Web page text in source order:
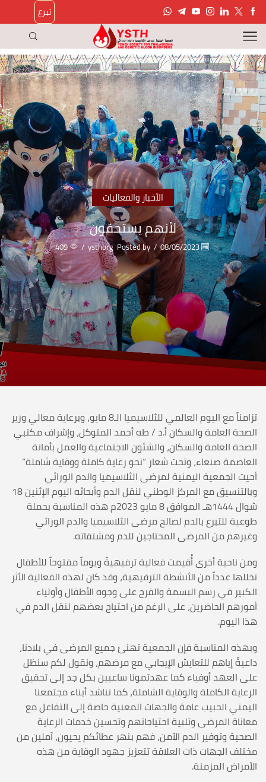
تبرع
الأخبار والفعاليات
لأنهم يستحقون
08/05/2023
/
Posted by
ysthorg
/
409
تزامناً مع اليوم العالمي للثلاسيميا الـ8 مايو، وبرعاية معالي وزير
الصحة العامة والسكان أ.د / طه أحمد المتوكل، وإشراف مكتبي
الصحة العامة والسكان، والشئون الاجتماعية والعمل بأمانة
العاصمة صنعاء، وتحت شعار “نحو رعاية كاملة ووقاية شاملة”
أحيت الجمعية اليمنية لمرضى الثلاسيميا والدم الوراثي
وبالتنسيق مع المركز الوطني لنقل الدم وأبحاثه اليوم الإثنين 18
شوال 1444هـ الموافق 8 مايو 2023م هذه المناسبة بحملة
طوعية للتبرع بالدم لصالح مرضى الثلاسيميا والدم الوراثي
وغيرهم من المرضى المحتاجين للدم ومشتقاته.
ومن ناحية أخرى أُقيمت فعالية ترفيهيةً ويوماً مفتوحاً للأطفال
تخللها عدداً من الأنشطة الترفيهية، وقد كان لهذه الفعالية الأثر
الكبير في رسم البسمة والفرح على وجوه الأطفال وأولياء
أمورهم الحاضرين، على الرغم من احتياج بعضهم لنقل الدم في
هذا اليوم.
وبهذه المناسبة فإن الجمعية تهنئ جميع المرضى في بلادنا،
داعيةً إياهم للتعايش الإيجابي مع مرضهم، ونقول لكم سنظل
على العهد أوفياء كما عهدتمونا ساعيين بكل جد إلى تحقيق
الرعاية الكاملة والوقاية الشاملة، كما نناشد أبناء مجتمعنا
اليمني الحبيب عامة والجهات المعنية خاصة إلى التفاعل مع
معاناة المرضى وتلبية احتياجاتهم وتحسين خدمات الرعاية
الصحية وتوفير الدم الآمن، فهم بنهر عطائكم يحيون، آملين من
مختلف الجهات ذات العلاقة تتعزيز جهود الوقاية من هذه
الأمراض المزمنة.